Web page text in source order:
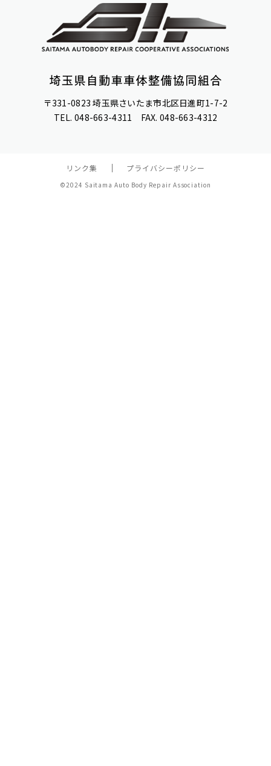
〒331-0823 埼玉県さいたま市北区日進町1-7-2
TEL. 048-663-4311 FAX. 048-663-4312
リンク集 プライバシーポリシー
©2024 Saitama Auto Body Repair Association